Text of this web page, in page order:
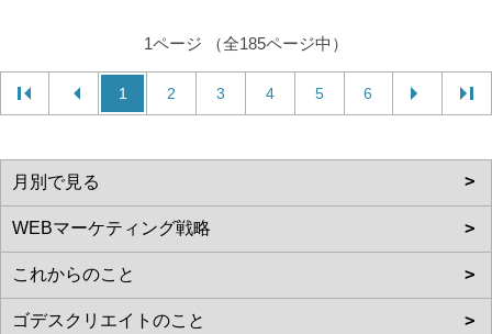
1ページ （全185ページ中）
1 2 3 4 5 6